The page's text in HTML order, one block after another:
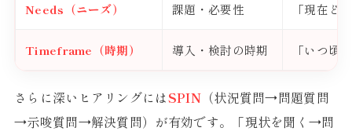
Needs（ニーズ） 課題・必要性 「現在ど
Timeframe（時期） 導入・検討の時期 「いつ頃
さらに深いヒアリングにはSPIN（状況質問→問題質問
→示唆質問→解決質問）が有効です。「現状を聞く→問